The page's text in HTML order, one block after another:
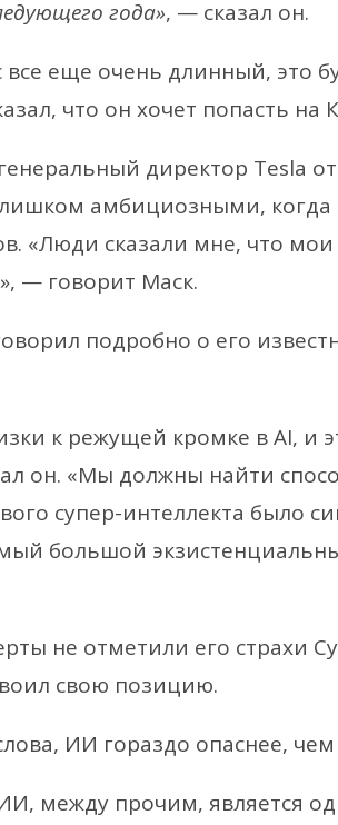
года», — сказал он.
все еще очень длинный, это
что он хочет попасть на
директор Tesla
амбициозными, когда
«Люди сказали мне, что
— говорит Маск.
подробно о его
к режущей кромке в AI, и
он. «Мы должны найти
супер-интеллекта было
большой
не отметили его страхи
свою позицию.
ИИ гораздо опаснее,
между прочим, является